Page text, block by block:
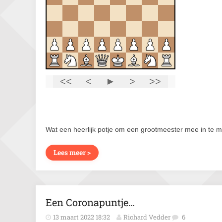
Wat een heerlijk potje om een grootmeester mee in te
Lees meer >
Een Coronapuntje…
13 maart 2022 18:32 Richard Vedder 6